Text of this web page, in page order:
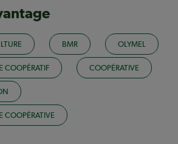
BMR OLYMEL
COOPÉRATIF COOPÉRATIVE
COOPÉRATIVE